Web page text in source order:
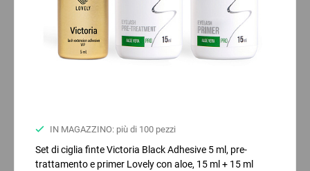
IN MAGAZZINO: più di 100 pezzi
Set di ciglia finte Victoria Black Adhesive 5 ml, pre-
trattamento e primer Lovely con aloe, 15 ml + 15 ml